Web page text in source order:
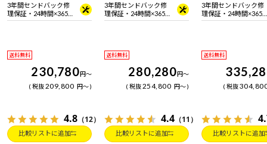
3年間センドバック修
理保証・24時間×365
日電話サポート
送料無料
230,780円～
税抜209,800 円～
4.8 （12）
比較リストに追加
3年間センドバック修
理保証・24時間×365
日電話サポート
送料無料
280,280円～
税抜254,800 円～
4.4 （11）
比較リストに追加
3年間センドバック修
理保証・24時間×365
日電話サポート
送料無料
税抜
比較リストに追加